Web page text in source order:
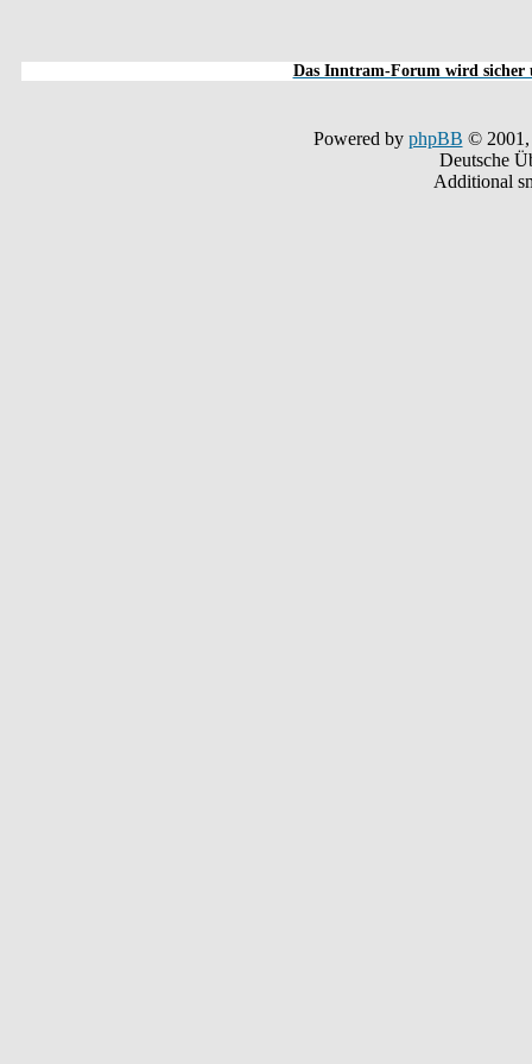
Das Inntram-Forum wird sicher
Powered by phpBB © 2001,
Deutsche
Additional